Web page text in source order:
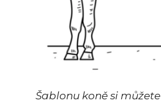
Šablonu koně si